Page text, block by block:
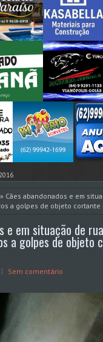
» Cães abandonados e em
a golpes de objeto cortante
e em situação de
a golpes de objeto
Sem comentário